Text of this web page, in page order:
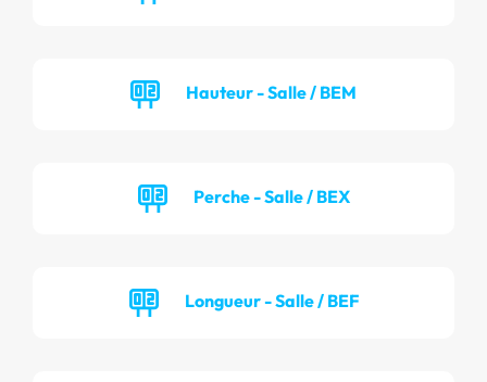
Hauteur - Salle / BEM
Perche - Salle / BEX
Longueur - Salle / BEF